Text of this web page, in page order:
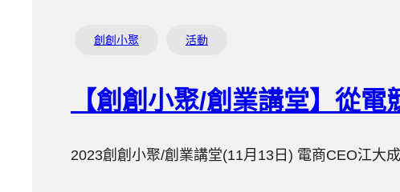
創創小聚 活動
【創創小聚/創業講堂】從
2023創創小聚/創業講堂(11月13日) 電商CEO江大